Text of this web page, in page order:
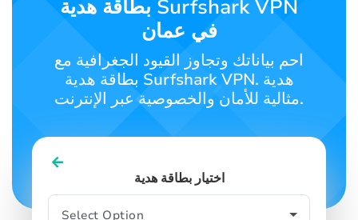
بطاقة هدية Surfshark VPN
في عمان
احم بياناتك وتجاوز القيود الجغرافية مع
بطاقة هدية Surfshark VPN. هدية
مثالية للأمان والخصوصية عبر الإنترنت.
اختيار بطاقة هدية